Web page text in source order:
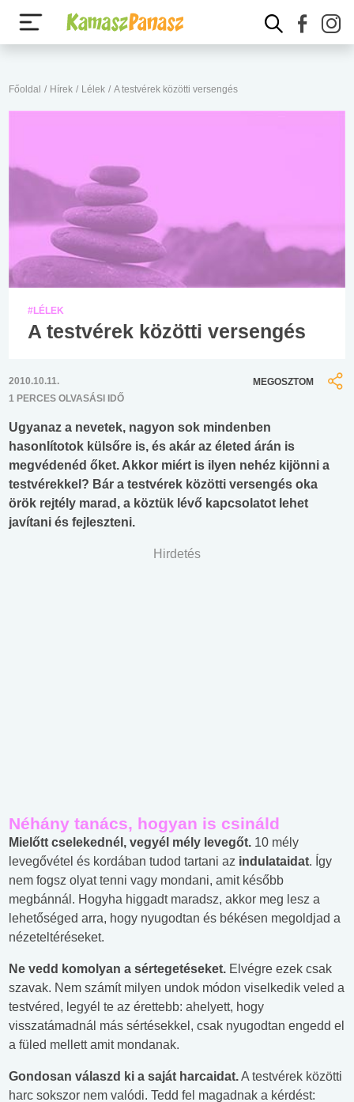
Főoldal / Hírek / Lélek / A testvérek közötti versengés
#LÉLEK
A testvérek közötti versengés
2010.10.11.
1 PERCES OLVASÁSI IDŐ
MEGOSZTOM
Ugyanaz a nevetek, nagyon sok mindenben
hasonlítotok külsőre is, és akár az életed árán is
megvédenéd őket. Akkor miért is ilyen nehéz kijönni a
testvérekkel? Bár a testvérek közötti versengés oka
örök rejtély marad, a köztük lévő kapcsolatot lehet
javítani és fejleszteni.
Hirdetés
Néhány tanács, hogyan is csináld
Mielőtt cselekednél, vegyél mély levegőt. 10 mély
levegővétel és kordában tudod tartani az indulataidat. Így
nem fogsz olyat tenni vagy mondani, amit később
megbánnál. Hogyha higgadt maradsz, akkor meg lesz a
lehetőséged arra, hogy nyugodtan és békésen megoldjad a
nézeteltéréseket.
Ne vedd komolyan a sértegetéseket. Elvégre ezek csak
szavak. Nem számít milyen undok módon viselkedik veled a
testvéred, legyél te az érettebb: ahelyett, hogy
visszatámadnál más sértésekkel, csak nyugodtan engedd el
a füled mellett amit mondanak.
Gondosan válaszd ki a saját harcaidat.A testvérek közötti
harc sokszor nem valódi. Tedd fel magadnak a kérdést: